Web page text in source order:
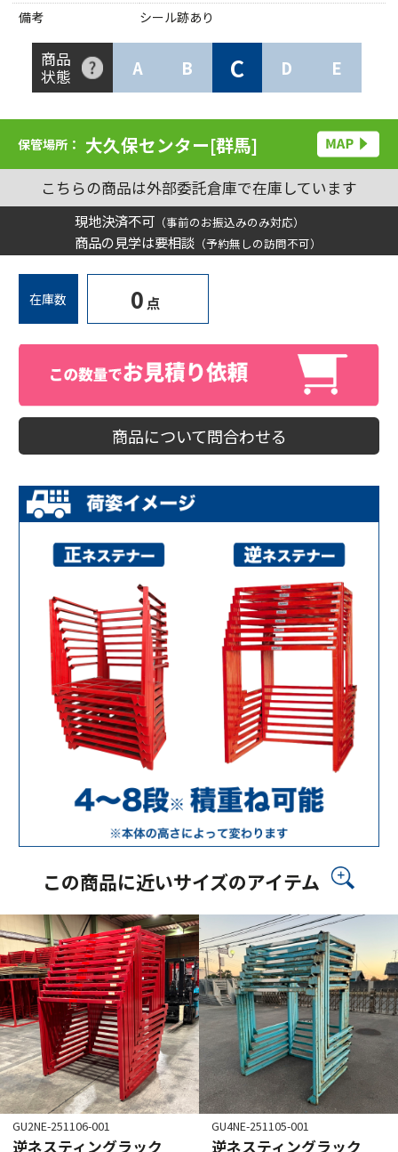
備考
シール跡あり
商品
状態
A B C D E
保管場所： 大久保センター[群馬]
こちらの商品は外部委託倉庫で在庫しています
現地決済不可 （事前のお振込みのみ対応）
商品の見学は要相談 （予約無しの訪問不可）
在庫数 0 点
商品について問合わせる
この商品に近いサイズのアイテム
GU2NE-251106-001
逆ネスティングラック
GU4NE-251105-001
逆ネスティングラック